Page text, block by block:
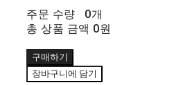
주문 수량
0개
총 상품 금액 0원
구매하기
장바구니에 담기